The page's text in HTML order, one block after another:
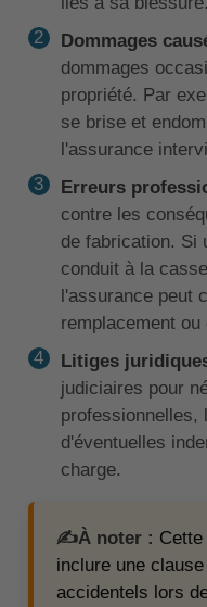
Dommages
dommages
propriété. Par
se brise et
l'assurance
Erreurs
contre les
de fabrication. Si
conduit à la
l'assurance peut
remplacement ou
Litiges
judiciaires pour
professionnelles,
d'éventuelles
charge.
✍️À noter :
inclure une
accidentels lors